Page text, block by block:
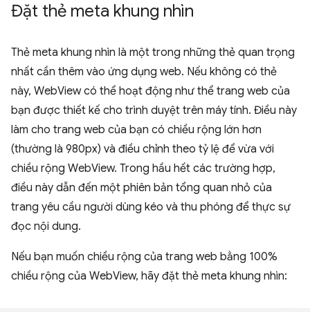
Đặt thẻ meta khung nhìn
Thẻ meta khung nhìn là một trong những thẻ quan trọng
nhất cần thêm vào ứng dụng web. Nếu không có thẻ
này, WebView có thể hoạt động như thể trang web của
bạn được thiết kế cho trình duyệt trên máy tính. Điều này
làm cho trang web của bạn có chiều rộng lớn hơn
(thường là 980px) và điều chỉnh theo tỷ lệ để vừa với
chiều rộng WebView. Trong hầu hết các trường hợp,
điều này dẫn đến một phiên bản tổng quan nhỏ của
trang yêu cầu người dùng kéo và thu phóng để thực sự
đọc nội dung.
Nếu bạn muốn chiều rộng của trang web bằng 100%
chiều rộng của WebView, hãy đặt thẻ meta khung nhìn: